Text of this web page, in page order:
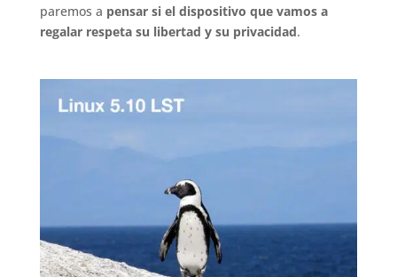
paremos a pensar si el dispositivo que vamos a
regalar respeta su libertad y su privacidad.